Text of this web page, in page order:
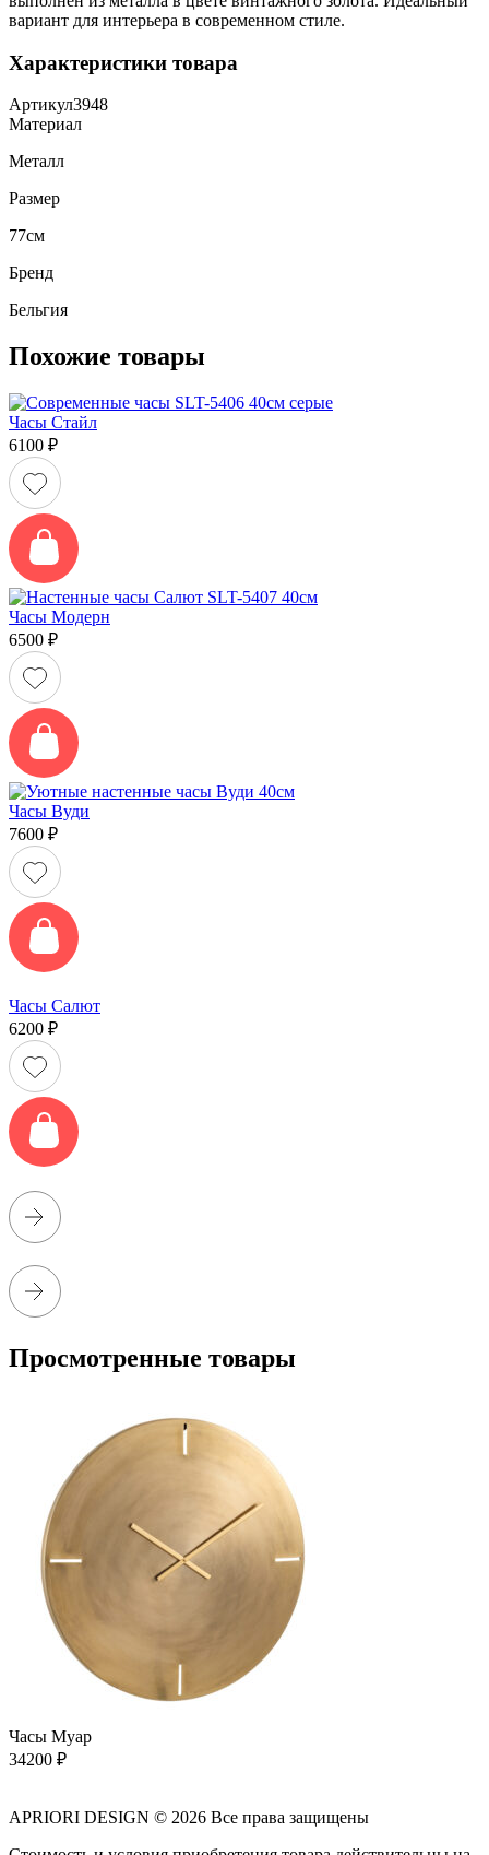
вариант для интерьера в современном стиле.
Характеристики товара
Артикул3948
Материал
Металл
Размер
77см
Бренд
Бельгия
Похожие товары
Часы Стайл
6100 ₽
Часы Модерн
6500 ₽
Часы Вуди
7600 ₽
Часы Салют
6200 ₽
Просмотренные товары
Часы Муар
34200 ₽
APRIORI DESIGN © 2026 Все права защищены